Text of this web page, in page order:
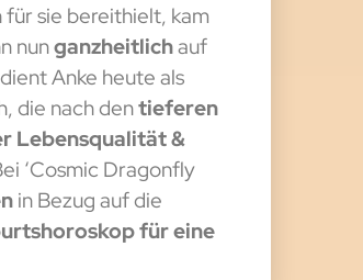
sie bereithielt, kam
nunganzheitlichauf
Anke heute als
die nach dentieferen
Lebensqualität &
‘Cosmic Dragonfly
in Bezug auf die
für eine